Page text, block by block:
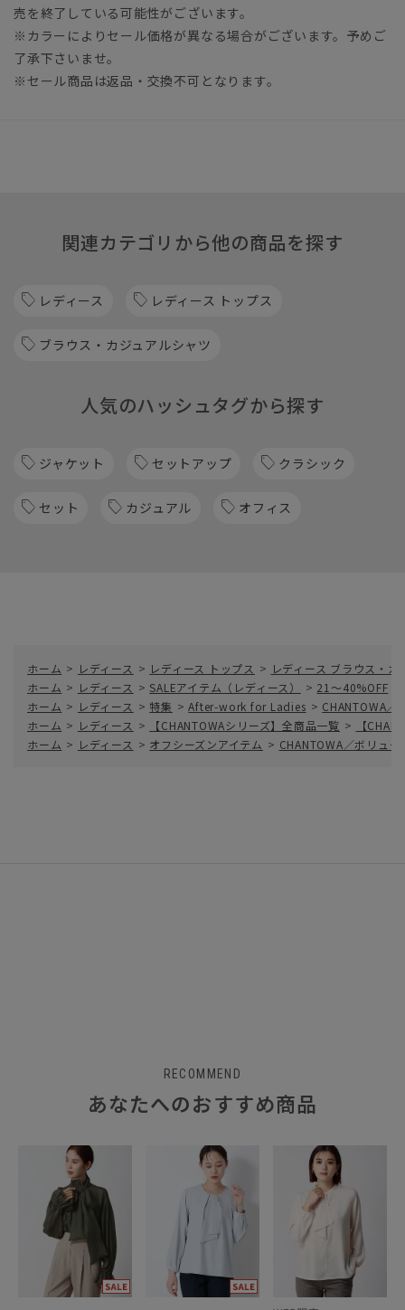
売を終了している可能性がございます。
※カラーによりセール価格が異なる場合がございます。予めご
了承下さいませ。
※セール商品は返品・交換不可となります。
関連カテゴリから他の商品を探す
レディース レディース トップス
ブラウス・カジュアルシャツ
人気のハッシュタグから探す
ジャケット セットアップ クラシック
セット カジュアル オフィス
ホーム > レディース > レディース トップス > レディース ブラウス・カ
ホーム > レディース > SALEアイテム（レディース） > 21～40%OFF
ホーム > レディース > 特集 > After-work for Ladies > CHANTOWA／
ホーム > レディース > 【CHANTOWAシリーズ】全商品一覧 >
【
ホーム > レディース > オフシーズンアイテム > CHANTOWA／ボリュ
RECOMMEND
あなたへのおすすめ商品